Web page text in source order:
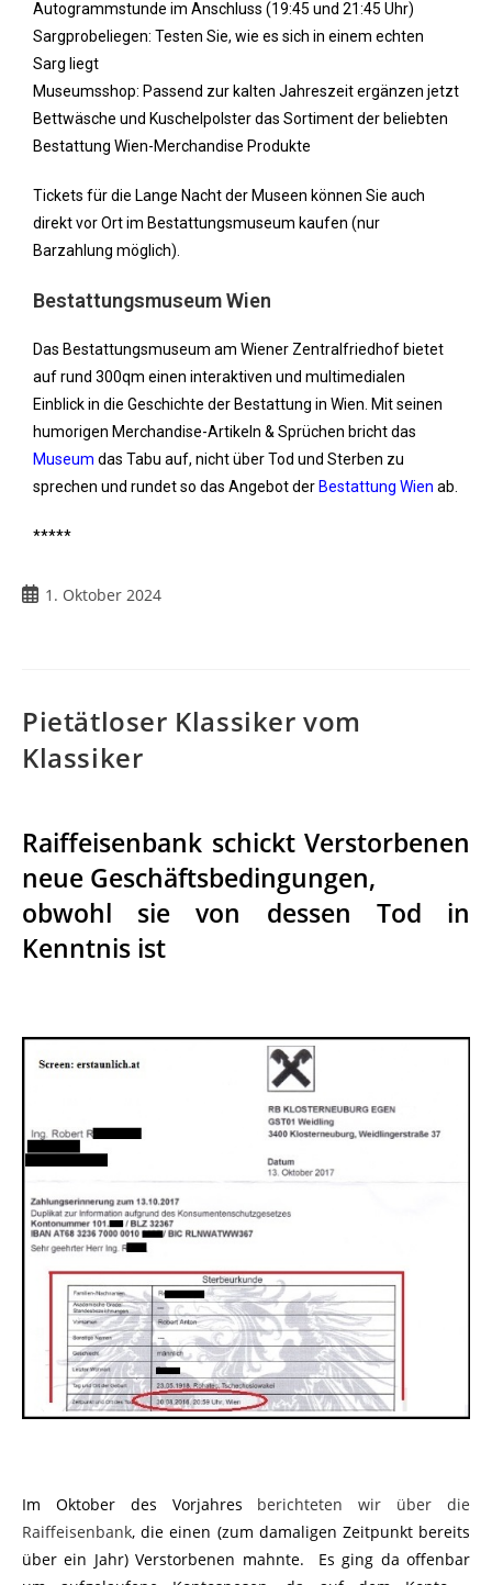
Autogrammstunde im Anschluss (19:45 und 21:45 Uhr)
Sargprobeliegen: Testen Sie, wie es sich in einem echten
Sarg liegt
Museumsshop: Passend zur kalten Jahreszeit ergänzen jetzt
Bettwäsche und Kuschelpolster das Sortiment der beliebten
Bestattung Wien-Merchandise Produkte
Tickets für die Lange Nacht der Museen können Sie auch
direkt vor Ort im Bestattungsmuseum kaufen (nur
Barzahlung möglich).
Bestattungsmuseum Wien
Das Bestattungsmuseum am Wiener Zentralfriedhof bietet
auf rund 300qm einen interaktiven und multimedialen
Einblick in die Geschichte der Bestattung in Wien. Mit seinen
humorigen Merchandise-Artikeln & Sprüchen bricht das
Museum das Tabu auf, nicht über Tod und Sterben zu
sprechen und rundet so das Angebot der Bestattung Wien ab.
*****
1. Oktober 2024
Pietätloser Klassiker vom
Klassiker
Raiffeisenbank schickt Verstorbenen
neue Geschäftsbedingungen,
obwohl sie von dessen Tod in
Kenntnis ist
Im Oktober des Vorjahres berichteten wir über die
Raiffeisenbank, die einen (zum damaligen Zeitpunkt bereits
über ein Jahr) Verstorbenen mahnte. Es ging da offenbar